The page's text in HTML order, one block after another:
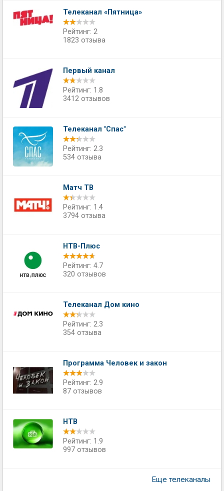
Телеканал «Пятница»
Рейтинг: 2
1823 отзыва
Первый канал
Рейтинг: 1.8
3412 отзывов
Телеканал "Спас"
Рейтинг: 2.3
534 отзыва
Матч ТВ
Рейтинг: 1.4
3794 отзыва
НТВ-Плюс
Рейтинг: 4.7
320 отзывов
Телеканал Дом кино
Рейтинг: 2.3
354 отзыва
Программа Человек и закон
Рейтинг: 2.9
87 отзывов
НТВ
Рейтинг: 1.9
997 отзывов
Еще телеканалы